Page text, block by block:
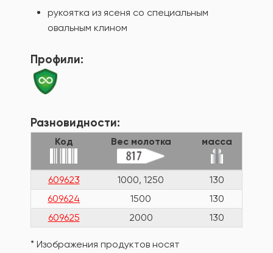
рукоятка из ясеня со специальным
овальным клином
Профили:
Разновидности:
Код Вес молотка масса
609623 1000, 1250
130
609624
1500
130
609625
2000 130
* Изображения продуктов носят